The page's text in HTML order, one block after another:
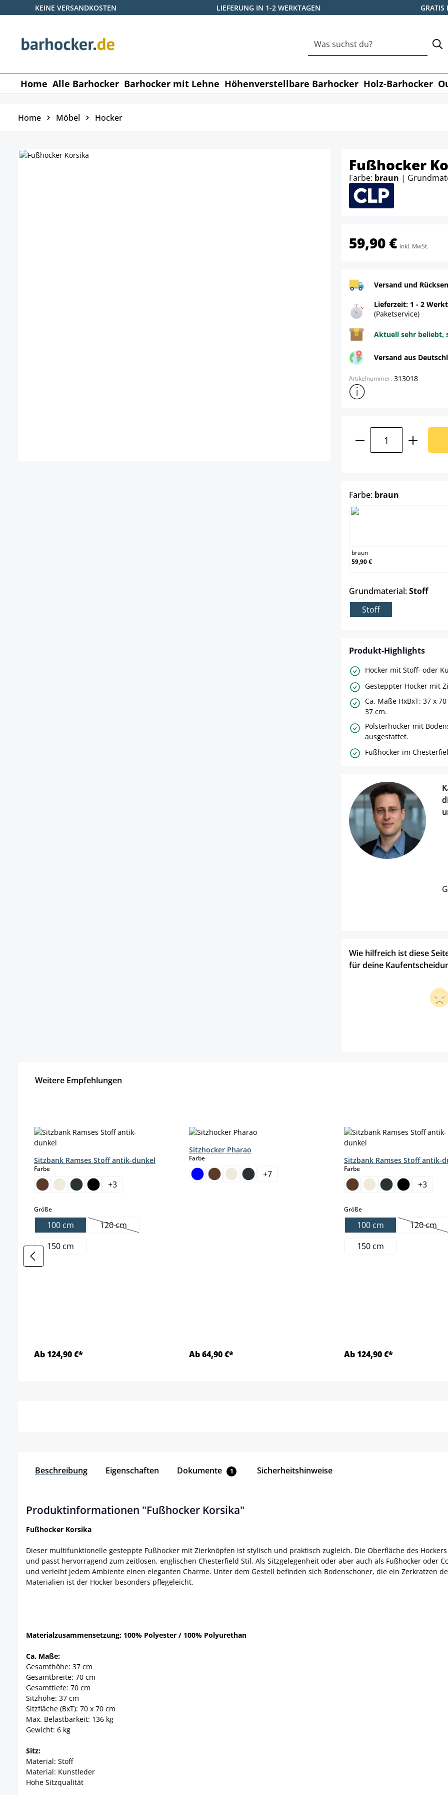
Hauptinhalt springen
Zur Suche springen
Zur Hauptnavigation springen
KEINE VERSANDKOSTEN LIEFERUNG IN 1-2 WERKTAGEN GRATIS
Home Alle Barhocker Barhocker mit Lehne Höhenverstellbare Barhocker Holz-Barhocker
Home Möbel Hocker
Fußhocker
Farbe: braun |
59,90 € inkl. MwSt.
Versand und
Lieferzeit: 1 - 2
(Paketservice)
Aktuell sehr beliebt,
Versand aus
Artikelnummer: 313018
Weitere
Produkt Anzahl:
Farbe: braun
braun
59,90 €
Grundmaterial:Stoff
Stoff
Produkt-Highlights
Hocker mit Stoff- oder
Gesteppter Hocker mit
Ca. Maße HxBxT: 37 x
37 cm.
Polsterhocker mit
ausgestattet.
Fußhocker im
Wie hilfreich ist diese
für deine
Weitere Empfehlungen
Sitzbank Ramses Stoff antik-dunkel
Farbeauswählen
+3
Größeauswählen
100 cm 120 cm(Diese Option ist zurzeit nicht verfügbar.)
150 cm
Ab 124,90 €*
Sitzhocker Pharao
Farbeauswählen
+7
Ab 64,90 €*
Sitzbank Ramses Stoff antik-
Farbeauswählen
+3
Größeauswählen
100 cm 120 cm
(Diese
150 cm
Ab 124,90 €*
Beschreibung Eigenschaften Dokumente 1 Sicherheitshinweise
Produktinformationen "Fußhocker Korsika"
Fußhocker Korsika
Dieser multifunktionelle gesteppte Fußhocker mit Zierknöpfen ist stylisch und praktisch zugleich. Die Oberfläche des
und passt hervorragend zum zeitlosen, englischen Chesterfield Stil. Als Sitzgelegenheit oder aber auch als Fußhocker oder
und verleiht jedem Ambiente einen eleganten Charme. Unter dem Gestell befinden sich Bodenschoner, die ein Zerkratzen
Materialien ist der Hocker besonders pflegeleicht.
Materialzusammensetzung: 100% Polyester / 100% Polyurethan
Ca. Maße:
Gesamthöhe: 37 cm
Gesamtbreite: 70 cm
Gesamttiefe: 70 cm
Sitzhöhe: 37 cm
Sitzfläche (BxT): 70 x 70 cm
Max. Belastbarkeit: 136 kg
Gewicht: 6 kg
Sitz:
Material: Stoff
Material: Kunstleder
Hohe Sitzqualität